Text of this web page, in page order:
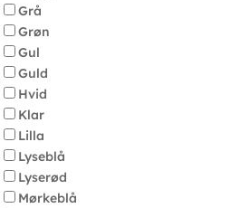
Grå
Grøn
Gul
Guld
Hvid
Klar
Lilla
Lyseblå
Lyserød
Mørkeblå